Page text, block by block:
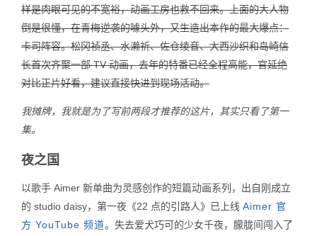
样是肉眼可见的不宽裕，动画工房也救不回来。上面的大人物
倒是很懂，在青梅逆袭的噱头外，又生造出本作的最大爆点：
卡司阵容。松冈祯丞、水濑祈、佐仓绫音、大西沙织和岛崎信
长首次齐聚一部 TV 动画，去年的特番已经全程高能，官延绝
对比正片好看，建议直接快进到现场活动。
我摊牌，我就是为了写前两段才推荐的这片，其实只看了第一
集。
夜之国
以歌手 Aimer 新单曲为灵感创作的短篇动画系列，出自刚成立
的 studio daisy，第一夜《22 点的引路人》已上线 Aimer 官
方 YouTube 频道。失去爱犬巧可的少女千夜，朦胧间闯入了